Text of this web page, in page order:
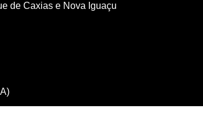
de Caxias e Nova Iguaçu